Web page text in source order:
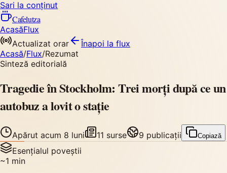
Sari la conținut
Cafelutza
AcasăFlux
Actualizat orar
Înapoi la flux
Acasă/Flux/Rezumat
Sinteză editorială
Tragedie în Stockholm: Trei morți după ce un
autobuz a lovit o stație
Apărut acum 8 luni 11 surse 9 publicații Copiază
Esențialul poveștii
~1 min